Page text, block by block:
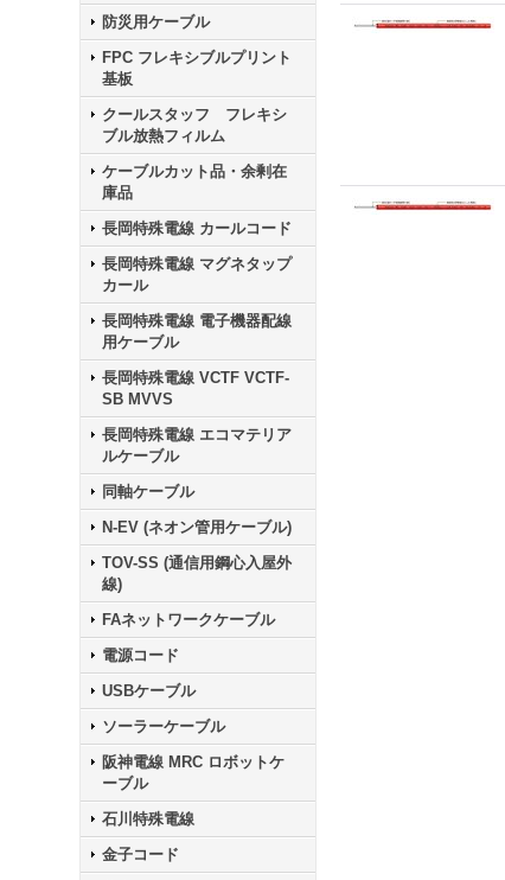
防災用ケーブル
FPC フレキシブルプリント
基板
クールスタッフ フレキシ
ブル放熱フィルム
ケーブルカット品・余剰在
庫品
長岡特殊電線 カールコード
長岡特殊電線 マグネタップ
カール
長岡特殊電線 電子機器配線
用ケーブル
長岡特殊電線 VCTF VCTF-
SB MVVS
長岡特殊電線 エコマテリア
ルケーブル
同軸ケーブル
N-EV (ネオン管用ケーブル)
TOV-SS (通信用鋼心入屋外
線)
FAネットワークケーブル
電源コード
USBケーブル
ソーラーケーブル
阪神電線 MRC ロボットケ
ーブル
石川特殊電線
金子コード